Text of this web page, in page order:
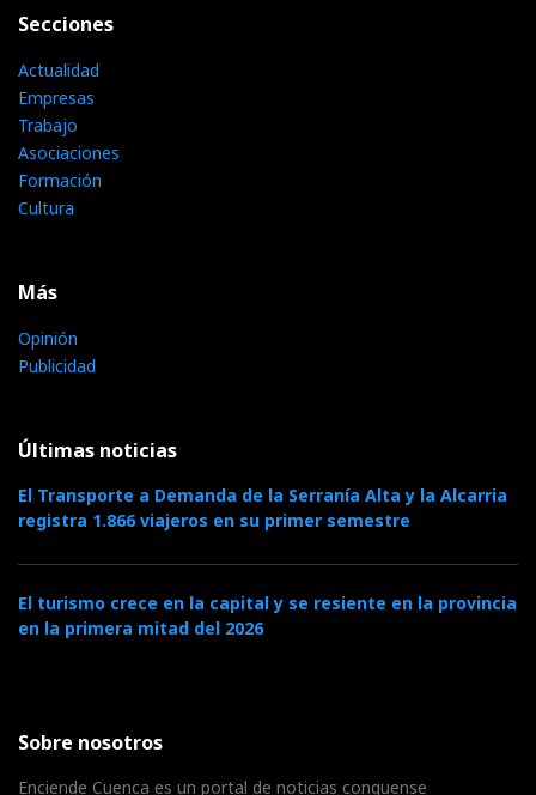
Secciones
Actualidad
Empresas
Trabajo
Asociaciones
Formación
Cultura
Más
Opinión
Publicidad
Últimas noticias
El Transporte a Demanda de la Serranía Alta y la Alcarria
registra 1.866 viajeros en su primer semestre
El turismo crece en la capital y se resiente en la provincia
en la primera mitad del 2026
Sobre nosotros
Enciende Cuenca es un portal de noticias conquense